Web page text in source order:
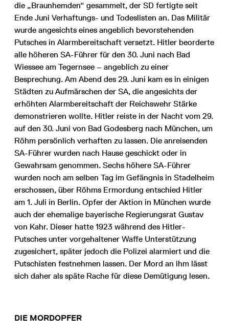
die „Braunhemden“ gesammelt, der SD fertigte seit
Ende Juni Verhaftungs- und Todeslisten an. Das Militär
wurde angesichts eines angeblich bevorstehenden
Putsches in Alarmbereitschaft versetzt. Hitler beorderte
alle höheren SA-Führer für den 30. Juni nach Bad
Wiessee am Tegernsee – angeblich zu einer
Besprechung. Am Abend des 29. Juni kam es in einigen
Städten zu Aufmärschen der SA, die angesichts der
erhöhten Alarmbereitschaft der Reichswehr Stärke
demonstrieren wollte. Hitler reiste in der Nacht vom 29.
auf den 30. Juni von Bad Godesberg nach München, um
Röhm persönlich verhaften zu lassen. Die anreisenden
SA-Führer wurden nach Hause geschickt oder in
Gewahrsam genommen. Sechs höhere SA-Führer
wurden noch am selben Tag im Gefängnis in Stadelheim
erschossen, über Röhms Ermordung entschied Hitler
am 1. Juli in Berlin. Opfer der Aktion in München wurde
auch der ehemalige bayerische Regierungsrat Gustav
von Kahr. Dieser hatte 1923 während des Hitler-
Putsches unter vorgehaltener Waffe Unterstützung
zugesichert, später jedoch die Polizei alarmiert und die
Putschisten festnehmen lassen. Der Mord an ihm lässt
sich daher als späte Rache für diese Demütigung lesen.
DIE MORDOPFER